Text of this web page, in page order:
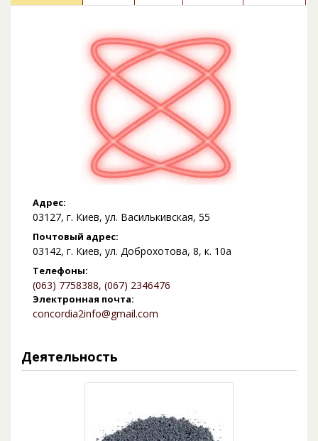
Адрес:
03127, г. Киев, ул. Василькивская, 55
Почтовый адрес:
03142, г. Киев, ул. Доброхотова, 8, к. 10а
Телефоны:
(063) 7758388, (067) 2346476
Электронная почта:
concordia2info@gmail.com
Деятельность